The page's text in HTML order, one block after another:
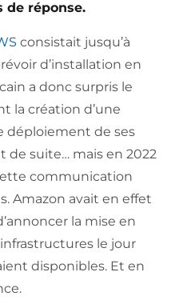
de réponse.
consistait jusqu’à
d’installation en
a donc surpris le
la création d’une
déploiement de ses
de suite… mais en 2022
communication
Amazon avait en effet
la mise en
le jour
disponibles. Et en